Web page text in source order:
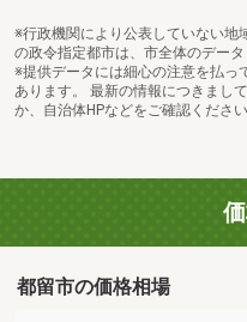
※行政機関により公表していない地
の政令指定都市は、市全体のデータ
※提供データには細心の注意を払っ
あります。 最新の情報につきまし
か、自治体HPなどをご確認ください
都留市の価格相場